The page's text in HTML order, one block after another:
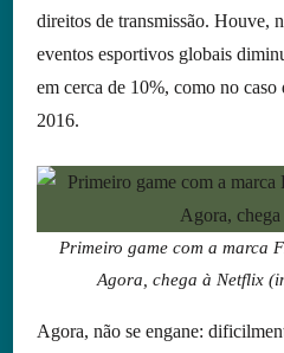
direitos de transmissão. Houve,
eventos esportivos globais
em cerca de 10%, como no
2016.
Primeiro game com a marca
Agora, chega à Netflix
Agora, não se engane: